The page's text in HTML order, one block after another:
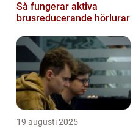
Så fungerar aktiva
brusreducerande hörlurar
19 augusti 2025